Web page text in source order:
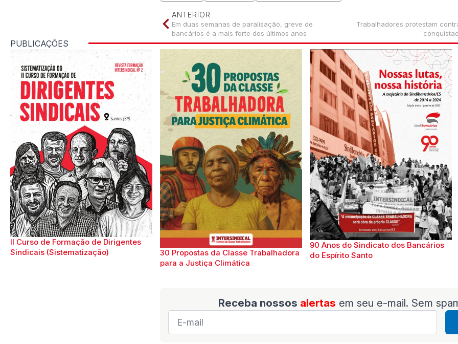
Trabalhadores protestam
ANTERIOR
Em duas semanas de paralisação, greve de
bancários é a mais forte dos últimos anos
PUBLICAÇÕES
II Curso de Formação de Dirigentes
Sindicais (Sistematização)
30 Propostas da Classe Trabalhadora
para a Justiça Climática
90 Anos do Sindicato dos Bancários
do Espírito Santo
Receba nossos alertas em seu e-mail. Sem
E-
mail